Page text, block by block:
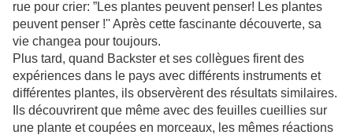
rue pour crier: ”Les plantes peuvent penser! Les plantes
peuvent penser !'' Après cette fascinante découverte, sa
vie changea pour toujours.
Plus tard, quand Backster et ses collègues firent des
expériences dans le pays avec différents instruments et
différentes plantes, ils observèrent des résultats similaires.
Ils découvrirent que même avec des feuilles cueillies sur
une plante et coupées en morceaux, les mêmes réactions